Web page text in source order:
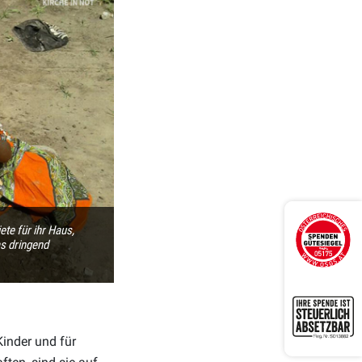
für ihr Haus,
dringend
und für